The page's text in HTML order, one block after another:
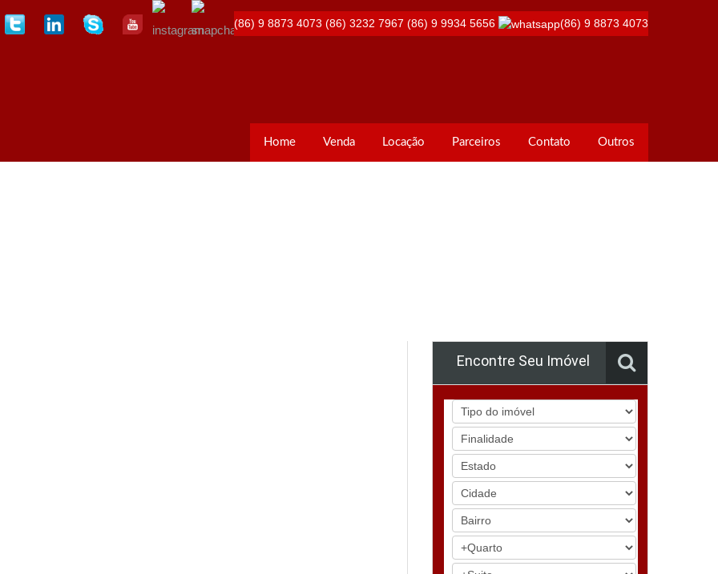
(86) 9 8873 4073 (86) 3232 7967 (86) 9 9934 5656 (86) 9 8873 4073
Home Venda Locação Parceiros Contato Outros
Encontre Seu Imóvel